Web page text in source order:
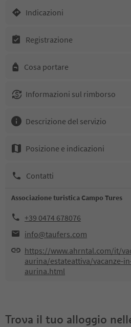
Indicazioni
Registrazione
Cosa portare
Informazioni sul rimborso
Descrizione del servizio
Posizione e indicazioni
Contatti
Associazione turistica Campo Tures
+39 0474 678076
info@taufers.com
https://www.ahrntal.com/it/
aurina/estateattiva/vacanze-
aurina.html
Trova il tuo alloggio